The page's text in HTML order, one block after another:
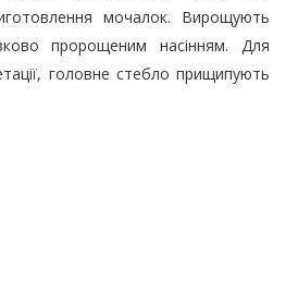
мочалок. Вирощують
пророщеним насінням. Для
головне стебло прищипують